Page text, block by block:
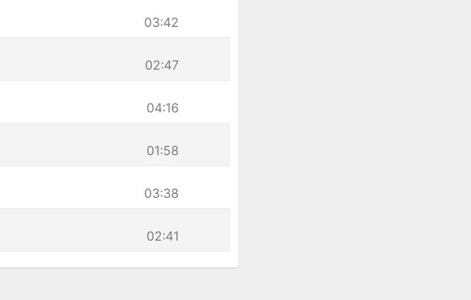
03:42
02:47
04:16
01:58
03:38
02:41